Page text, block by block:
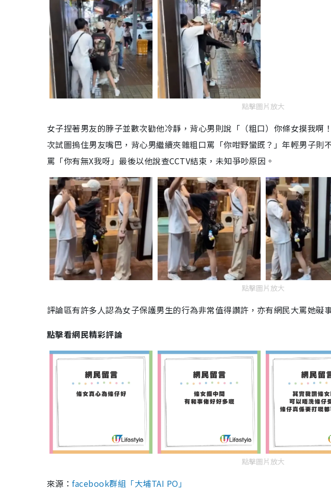
點擊圖片放大
女子捏著男友的脖子並數次勸他冷靜，背心男則說「（粗口）你條女摸我啊
次試圖摀住男友嘴巴，背心男繼續夾雜粗口罵「你咁野蠻既？」年輕男子則
罵「你有無X我呀」最後以他說查CCTV結束，未知爭吵原因。
點擊圖片放大
評論區有許多人認為女子保護男生的行為非常值得讚許，亦有網民大罵她礙
點擊看網民精彩評論
點擊圖片放大
來源：facebook群組「大埔TAI PO」